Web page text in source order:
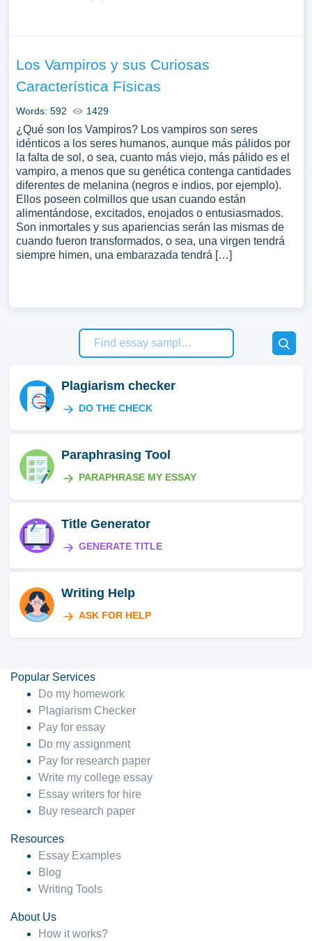
Los Vampiros y sus Curiosas
Característica Físicas
Words: 592 1429
¿Qué son los Vampiros? Los vampiros son seres
idénticos a los seres humanos, aunque más pálidos por
la falta de sol, o sea, cuanto más viejo, más pálido es el
vampiro, a menos que su genética contenga cantidades
diferentes de melanina (negros e indios, por ejemplo).
Ellos poseen colmillos que usan cuando están
alimentándose, excitados, enojados o entusiasmados.
Son inmortales y sus apariencias serán las mismas de
cuando fueron transformados, o sea, una virgen tendrá
siempre himen, una embarazada tendrá […]
Plagiarism checker
DO THE CHECK
Paraphrasing Tool
PARAPHRASE MY ESSAY
Title Generator
GENERATE TITLE
Writing Help
ASK FOR HELP
Popular Services
Do my homework
Plagiarism Checker
Pay for essay
Do my assignment
Pay for research paper
Write my college essay
Essay writers for hire
Buy research paper
Resources
Essay Examples
Blog
Writing Tools
About Us
How it works?